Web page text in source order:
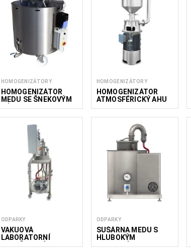
HOMOGENIZÁTORY
HOMOGENIZÁTOR
MEDU SE ŠNEKOVÝM
MÍCHADLEM 500 /
HOMOGENIZÁTORY
HOMOGENIZÁTOR
ATMOSFÉRICKÝ AHU
ODPARKY
VAKUOVÁ
LABORATORNÍ
ODPAŘOVACÍ
ODPARKY
SUŠÁRNA MEDU S
HLUBOKÝM
STUDENÝM VAKUEM